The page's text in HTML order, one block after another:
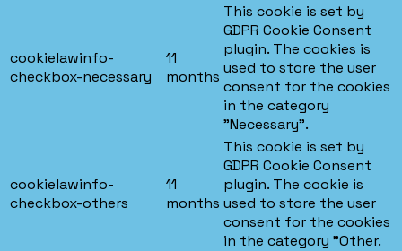
cookielawinfo-
checkbox-necessary
11
months
This cookie is set by
GDPR Cookie Consent
plugin. The cookies is
used to store the user
consent for the cookies
in the category
"Necessary".
cookielawinfo-
checkbox-others
11
months
This cookie is set by
GDPR Cookie Consent
plugin. The cookie is
used to store the user
consent for the cookies
in the category "Other.